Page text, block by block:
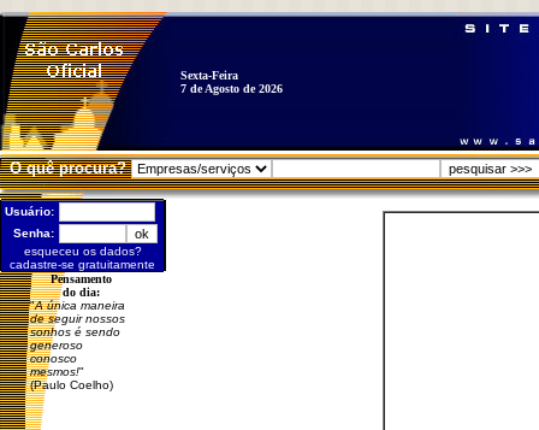
Sexta-Feira
7 de Agosto de 2026
O quê procura?
Usuário:
Senha:
esqueceu os dados?
cadastre-se gratuitamente
Pensamento
do dia:
"A única maneira
de seguir nossos
sonhos é sendo
generoso
conosco
mesmos!"
(Paulo Coelho)